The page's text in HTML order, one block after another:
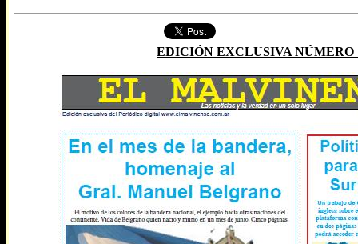
EDICIÓN EXCLUSIVA NÚMERO